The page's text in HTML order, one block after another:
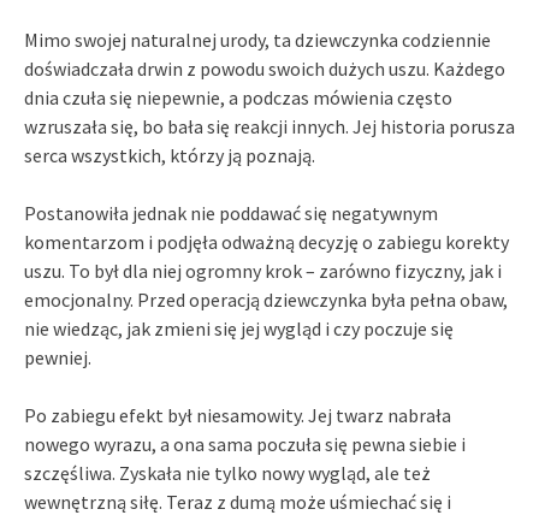
Mimo swojej naturalnej urody, ta dziewczynka codziennie
doświadczała drwin z powodu swoich dużych uszu. Każdego
dnia czuła się niepewnie, a podczas mówienia często
wzruszała się, bo bała się reakcji innych. Jej historia porusza
serca wszystkich, którzy ją poznają.
Postanowiła jednak nie poddawać się negatywnym
komentarzom i podjęła odważną decyzję o zabiegu korekty
uszu. To był dla niej ogromny krok – zarówno fizyczny, jak i
emocjonalny. Przed operacją dziewczynka była pełna obaw,
nie wiedząc, jak zmieni się jej wygląd i czy poczuje się
pewniej.
Po zabiegu efekt był niesamowity. Jej twarz nabrała
nowego wyrazu, a ona sama poczuła się pewna siebie i
szczęśliwa. Zyskała nie tylko nowy wygląd, ale też
wewnętrzną siłę. Teraz z dumą może uśmiechać się i